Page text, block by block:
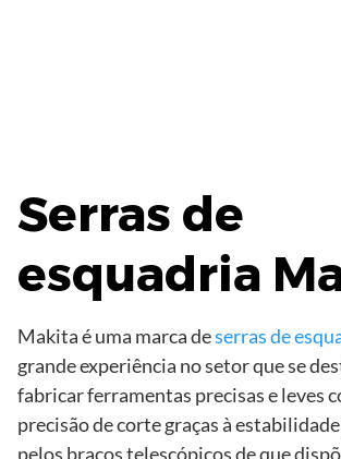
Serras de
esquadria
Makita é uma marca deserras de
grande experiência no setor que se
fabricar ferramentas precisas e leves
precisão de corte graças à
pelos braços telescópicos de que